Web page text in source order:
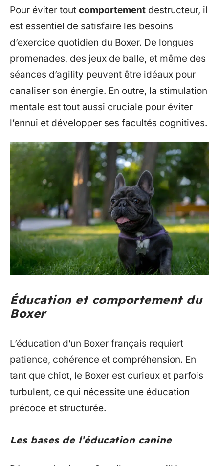
Pour éviter tout comportement destructeur, il
est essentiel de satisfaire les besoins
d’exercice quotidien du Boxer. De longues
promenades, des jeux de balle, et même des
séances d’agility peuvent être idéaux pour
canaliser son énergie. En outre, la stimulation
mentale est tout aussi cruciale pour éviter
l’ennui et développer ses facultés cognitives.
Éducation et comportement du
Boxer
L’éducation d’un Boxer français requiert
patience, cohérence et compréhension. En
tant que chiot, le Boxer est curieux et parfois
turbulent, ce qui nécessite une éducation
précoce et structurée.
Les bases de l’éducation canine